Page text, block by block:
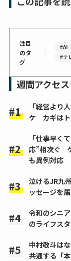
注目
のタ
グ
｜ #AI
#テ
週間アクセ
「経営より
ケ カギはト
「仕事早
応”相次ぐ
も異例対応
泣けるJR九
ッセージを
令和のシニ
のライフス
中村敬斗は
共通する「